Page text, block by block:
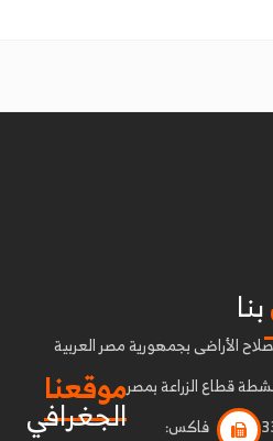
الأراضى بجمهورية مصر العربية
قطاع الزراعة بمصر
بنا
فاكس:
موقعنا
الجغرافي